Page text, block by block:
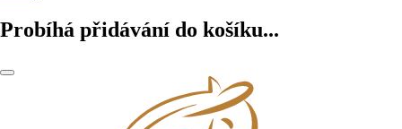
Probíhá přidávání do košíku...